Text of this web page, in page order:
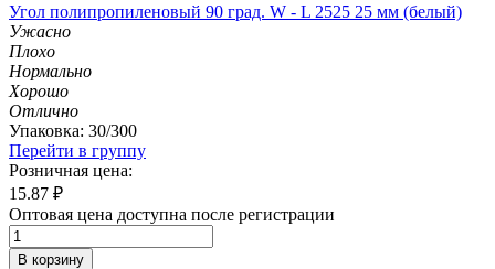
Угол полипропиленовый 90 град. W - L 2525 25 мм (белый)
Ужасно
Плохо
Нормально
Хорошо
Отлично
Упаковка: 30/300
Перейти в группу
Розничная цена:
15.87 ₽
Оптовая цена доступна после регистрации
В корзину